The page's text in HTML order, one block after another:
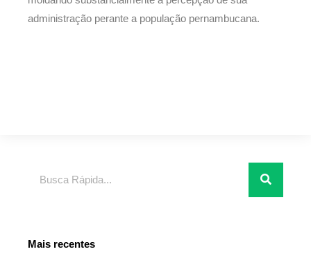
administração perante a população pernambucana.
Mais recentes